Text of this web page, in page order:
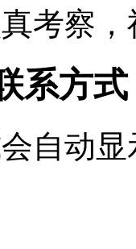
考察
系方式
自动显